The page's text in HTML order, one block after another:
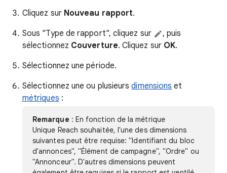
Cliquez sur Nouveau rapport.
Sous "Type de rapport", cliquez sur
, puis
sélectionnez Couverture. Cliquez sur OK.
Sélectionnez une période.
Sélectionnez une ou plusieursdimensions et
métriques :​
Remarque : En fonction de la métrique
Unique Reach souhaitée, l'une des dimensions
suivantes peut être requise: "Identifiant du bloc
d'annonces", "Élément de campagne", "Ordre" ou
"Annonceur". D'autres dimensions peuvent